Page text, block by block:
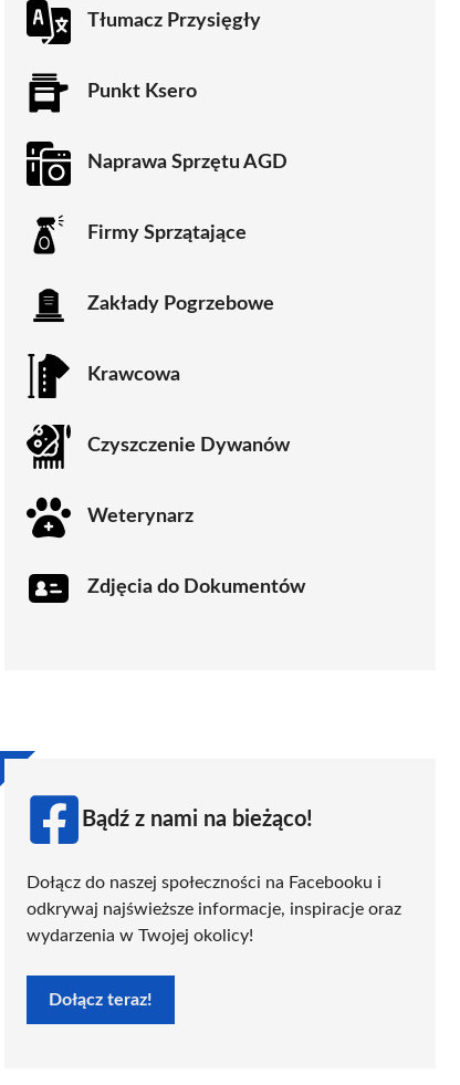
Tłumacz Przysięgły
Punkt Ksero
Naprawa Sprzętu AGD
Firmy Sprzątające
Zakłady Pogrzebowe
Krawcowa
Czyszczenie Dywanów
Weterynarz
Zdjęcia do Dokumentów
Bądź z nami na bieżąco!
Dołącz do naszej społeczności na Facebooku i
odkrywaj najświeższe informacje, inspiracje oraz
wydarzenia w Twojej okolicy!
Dołącz teraz!